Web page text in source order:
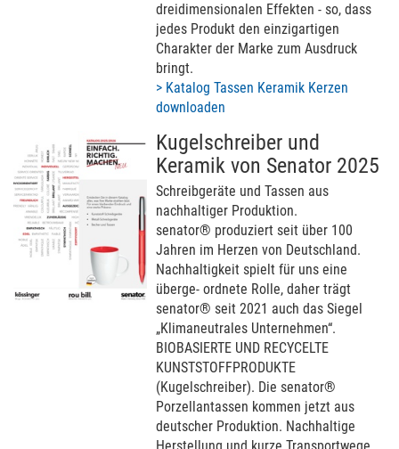
dreidimensionalen Effekten - so, dass
jedes Produkt den einzigartigen
Charakter der Marke zum Ausdruck
bringt.
> Katalog Tassen Keramik Kerzen
downloaden
Kugelschreiber und
Keramik von Senator 2025
Schreibgeräte und Tassen aus
nachhaltiger Produktion.
senator® produziert seit über 100
Jahren im Herzen von Deutschland.
Nachhaltigkeit spielt für uns eine
überge- ordnete Rolle, daher trägt
senator® seit 2021 auch das Siegel
„Klimaneutrales Unternehmen“.
BIOBASIERTE UND RECYCELTE
KUNSTSTOFFPRODUKTE
(Kugelschreiber). Die senator®
Porzellantassen kommen jetzt aus
deutscher Produktion. Nachhaltige